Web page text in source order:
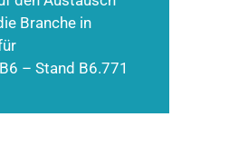
Branche in
– Stand B6.771